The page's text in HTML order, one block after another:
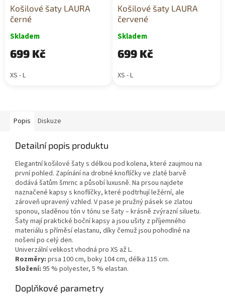
Košilové šaty LAURA
černé
Skladem
699 Kč
XS - L
Košilové šaty LAURA
červené
Skladem
699 Kč
XS - L
Popis Diskuze
Detailní popis produktu
Elegantní košilové šaty s délkou pod kolena, které zaujmou na
první pohled. Zapínání na drobné knoflíčky ve zlaté barvě
dodává šatům šmrnc a působí luxusně. Na prsou najdete
naznačené kapsy s knoflíčky, které podtrhují ležérní, ale
zároveň upravený vzhled. V pase je pružný pásek se zlatou
sponou, sladěnou tón v tónu se šaty – krásně zvýrazní siluetu.
Šaty mají praktické boční kapsy a jsou ušity z příjemného
materiálu s příměsí elastanu, díky čemuž jsou pohodlné na
nošení po celý den.
Univerzální velikost vhodná pro XS až L.
Rozměry: prsa 100 cm, boky 104 cm, délka 115 cm.
Složení: 95 % polyester, 5 % elastan.
Doplňkové parametry